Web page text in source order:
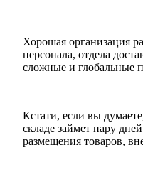
Хорошая организация
персонала, отдела
сложные и глобальные
Кстати, если вы
складе займет пару
размещения товаров,